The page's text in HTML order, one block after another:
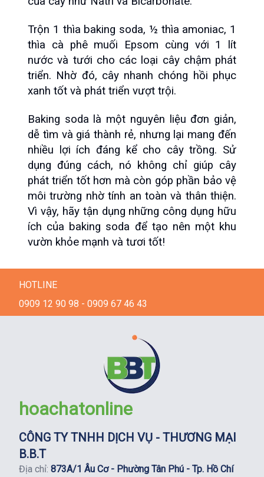
Trộn 1 thìa baking soda, ½ thìa amoniac, 1
thìa cà phê muối Epsom cùng với 1 lít
nước và tưới cho các loại cây chậm phát
triển. Nhờ đó, cây nhanh chóng hồi phục
xanh tốt và phát triển vượt trội.
Baking soda là một nguyên liệu đơn giản,
dễ tìm và giá thành rẻ, nhưng lại mang đến
nhiều lợi ích đáng kể cho cây trồng. Sử
dụng đúng cách, nó không chỉ giúp cây
phát triển tốt hơn mà còn góp phần bảo vệ
môi trường nhờ tính an toàn và thân thiện.
Vì vậy, hãy tận dụng những công dụng hữu
ích của baking soda để tạo nên một khu
vườn khỏe mạnh và tươi tốt!
HOTLINE
0909 12 90 98 - 0909 67 46 43
hoachatonline
CÔNG TY TNHH DỊCH VỤ - THƯƠNG MẠI
B.B.T
Địa chỉ: 873A/1 Âu Cơ - Phường Tân Phú - Tp. Hồ Chí